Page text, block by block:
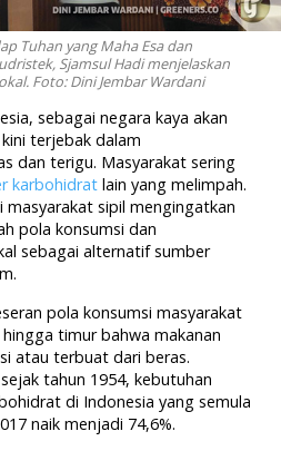
Tuhan yang Maha Esa dan
Sjamsul Hadi menjelaskan
Foto: Dini Jembar Wardani
sebagai negara kaya akan
terjebak dalam
dan terigu. Masyarakat sering
karbohidrat lain yang melimpah.
masyarakat sipil mengingatkan
pola konsumsi dan
sebagai alternatif sumber
pola konsumsi masyarakat
timur bahwa makanan
atau terbuat dari beras.
tahun 1954, kebutuhan
di Indonesia yang semula
naik menjadi 74,6%.